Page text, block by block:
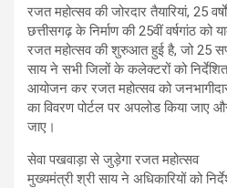
रजत महोत्सव की जोरदार तैयारियां, 25
छत्तीसगढ़ के निर्माण की 25वीं वर्षगांठ
रजत महोत्सव की शुरुआत हुई है, जो 25
साय ने सभी जिलों के कलेक्टरों को
आयोजन कर रजत महोत्सव को
का विवरण पोर्टल पर अपलोड किया जाए
जाए।
सेवा पखवाड़ा से जुड़ेगा रजत महोत्सव
मुख्यमंत्री श्री साय ने अधिकारियों को